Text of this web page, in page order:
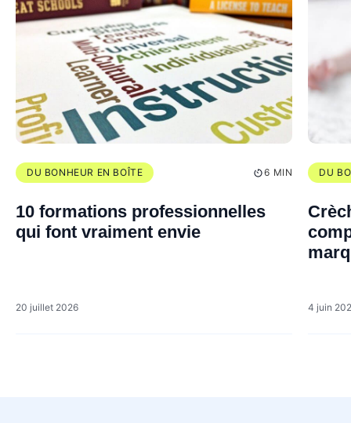
DU BONHEUR EN BOÎTE 6 MIN
10 formations professionnelles
qui font vraiment envie
20 juillet 2026
DU
4 juin